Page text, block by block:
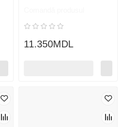
11.350MDL